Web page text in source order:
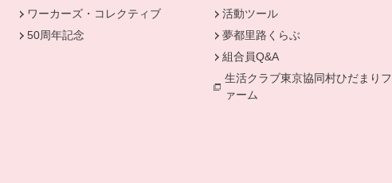
ワーカーズ・コレクティブ
50周年記念
活動ツール
夢都里路くらぶ
組合員Q&A
生活クラブ東京協同村ひだまりフ
ァーム